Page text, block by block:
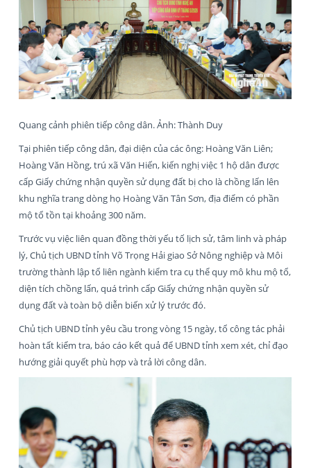
Quang cảnh phiên tiếp công dân. Ảnh: Thành Duy
Tại phiên tiếp công dân, đại diện của các ông: Hoàng Văn Liên;
Hoàng Văn Hồng, trú xã Văn Hiến, kiến nghị việc 1 hộ dân được
cấp Giấy chứng nhận quyền sử dụng đất bị cho là chồng lấn lên
khu nghĩa trang dòng họ Hoàng Văn Tân Sơn, địa điểm có phần
mộ tổ tồn tại khoảng 300 năm.
Trước vụ việc liên quan đồng thời yếu tố lịch sử, tâm linh và pháp
lý, Chủ tịch UBND tỉnh Võ Trọng Hải giao Sở Nông nghiệp và Môi
trường thành lập tổ liên ngành kiểm tra cụ thể quy mô khu mộ tổ,
diện tích chồng lấn, quá trình cấp Giấy chứng nhận quyền sử
dụng đất và toàn bộ diễn biến xử lý trước đó.
Chủ tịch UBND tỉnh yêu cầu trong vòng 15 ngày, tổ công tác phải
hoàn tất kiểm tra, báo cáo kết quả để UBND tỉnh xem xét, chỉ đạo
hướng giải quyết phù hợp và trả lời công dân.